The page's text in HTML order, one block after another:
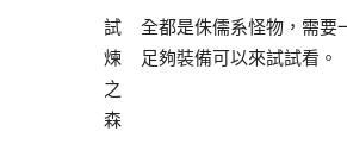
試
煉
之
森
全都是侏儒系怪物，需要
足夠裝備可以來試試看。